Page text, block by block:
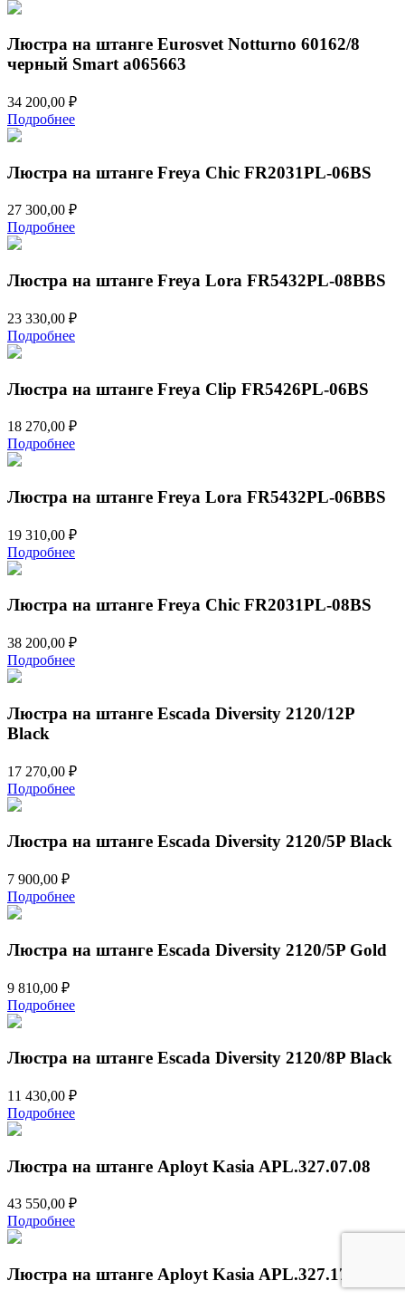
Люстра на штанге Eurosvet Notturno 60162/8
черный Smart a065663
34 200,00 ₽
Подробнее
Люстра на штанге Freya Chic FR2031PL-06BS
27 300,00 ₽
Подробнее
Люстра на штанге Freya Lora FR5432PL-08BBS
23 330,00 ₽
Подробнее
Люстра на штанге Freya Clip FR5426PL-06BS
18 270,00 ₽
Подробнее
Люстра на штанге Freya Lora FR5432PL-06BBS
19 310,00 ₽
Подробнее
Люстра на штанге Freya Chic FR2031PL-08BS
38 200,00 ₽
Подробнее
Люстра на штанге Escada Diversity 2120/12P
Black
17 270,00 ₽
Подробнее
Люстра на штанге Escada Diversity 2120/5P Black
7 900,00 ₽
Подробнее
Люстра на штанге Escada Diversity 2120/5P Gold
9 810,00 ₽
Подробнее
Люстра на штанге Escada Diversity 2120/8P Black
11 430,00 ₽
Подробнее
Люстра на штанге Aployt Kasia APL.327.07.08
43 550,00 ₽
Подробнее
Люстра на штанге Aployt Kasia APL.327.17.08